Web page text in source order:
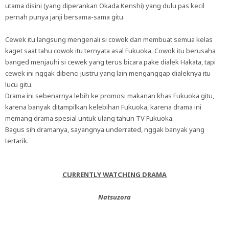
utama disini (yang diperankan Okada Kenshi) yang dulu pas kecil
pernah punya janji bersama-sama gitu.
Cewek itu langsung mengenali si cowok dan membuat semua kelas
kaget saat tahu cowok itu ternyata asal Fukuoka. Cowok itu berusaha
banged menjauhi si cewek yang terus bicara pake dialek Hakata, tapi
cewek ini nggak dibenci justru yang lain menganggap dialeknya itu
lucu gitu.
Drama ini sebenarnya lebih ke promosi makanan khas Fukuoka gitu,
karena banyak ditampilkan kelebihan Fukuoka, karena drama ini
memang drama spesial untuk ulang tahun TV Fukuoka.
Bagus sih dramanya, sayangnya underrated, nggak banyak yang
tertarik.
CURRENTLY WATCHING DRAMA
Natsuzora